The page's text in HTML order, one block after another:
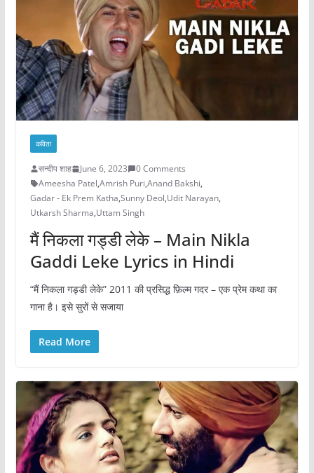
कविता
सन्दीप शाह June 6, 2023
0 Comments
Ameesha Patel,Amrish Puri,Anand Bakshi,
Gadar - Ek Prem Katha,Sunny Deol,Udit Narayan,
Utkarsh Sharma,Uttam Singh
मैं निकला गड्डी लेके – Main Nikla
Gaddi Leke Lyrics in Hindi
“मैं निकला गड्डी लेके” 2011 की प्रसिद्ध फ़िल्म गदर – एक प्रेम कथा का
गाना है। इसे सुरों से सजाया
Read More